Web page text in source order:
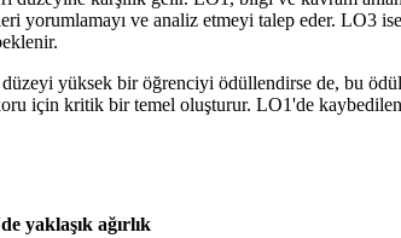
yorumlamayı ve analiz etmeyi talep eder. LO3
yüksek bir öğrenciyi ödüllendirse de, bu
için kritik bir temel oluşturur. LO1'de
yaklaşık ağırlık